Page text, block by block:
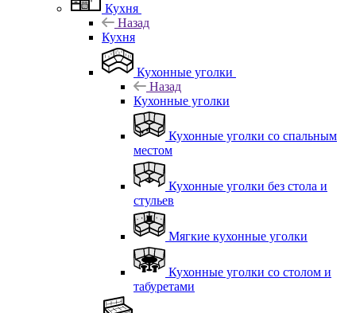
Кухня
Назад
Кухня
Кухонные уголки
Назад
Кухонные уголки
Кухонные уголки со спальным
местом
Кухонные уголки без стола и
стульев
Мягкие кухонные уголки
Кухонные уголки со столом и
табуретами